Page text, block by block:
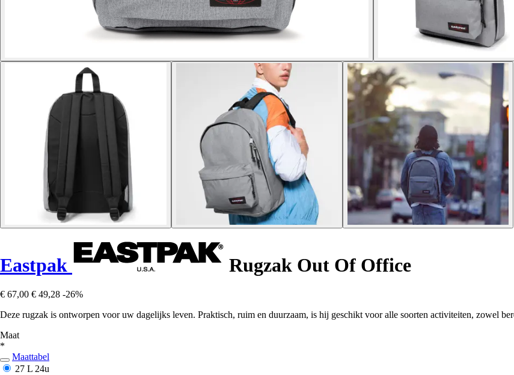
Eastpak Rugzak Out Of Office
€ 67,00 € 49,28 -26%
Deze rugzak is ontworpen voor uw dagelijks leven. Praktisch, ruim en duurzaam, is hij geschikt voor alle soorten activiteiten, zowel
Maat
*
Maattabel
27 L 24u